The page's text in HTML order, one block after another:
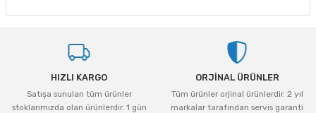
HIZLI KARGO
Satışa sunulan tüm ürünler
stoklarımızda olan ürünlerdir. 1 gün
ORJİNAL ÜRÜNLER
Tüm ürünler orjinal ürünlerdir. 2 yıl
markalar tarafından servis garanti